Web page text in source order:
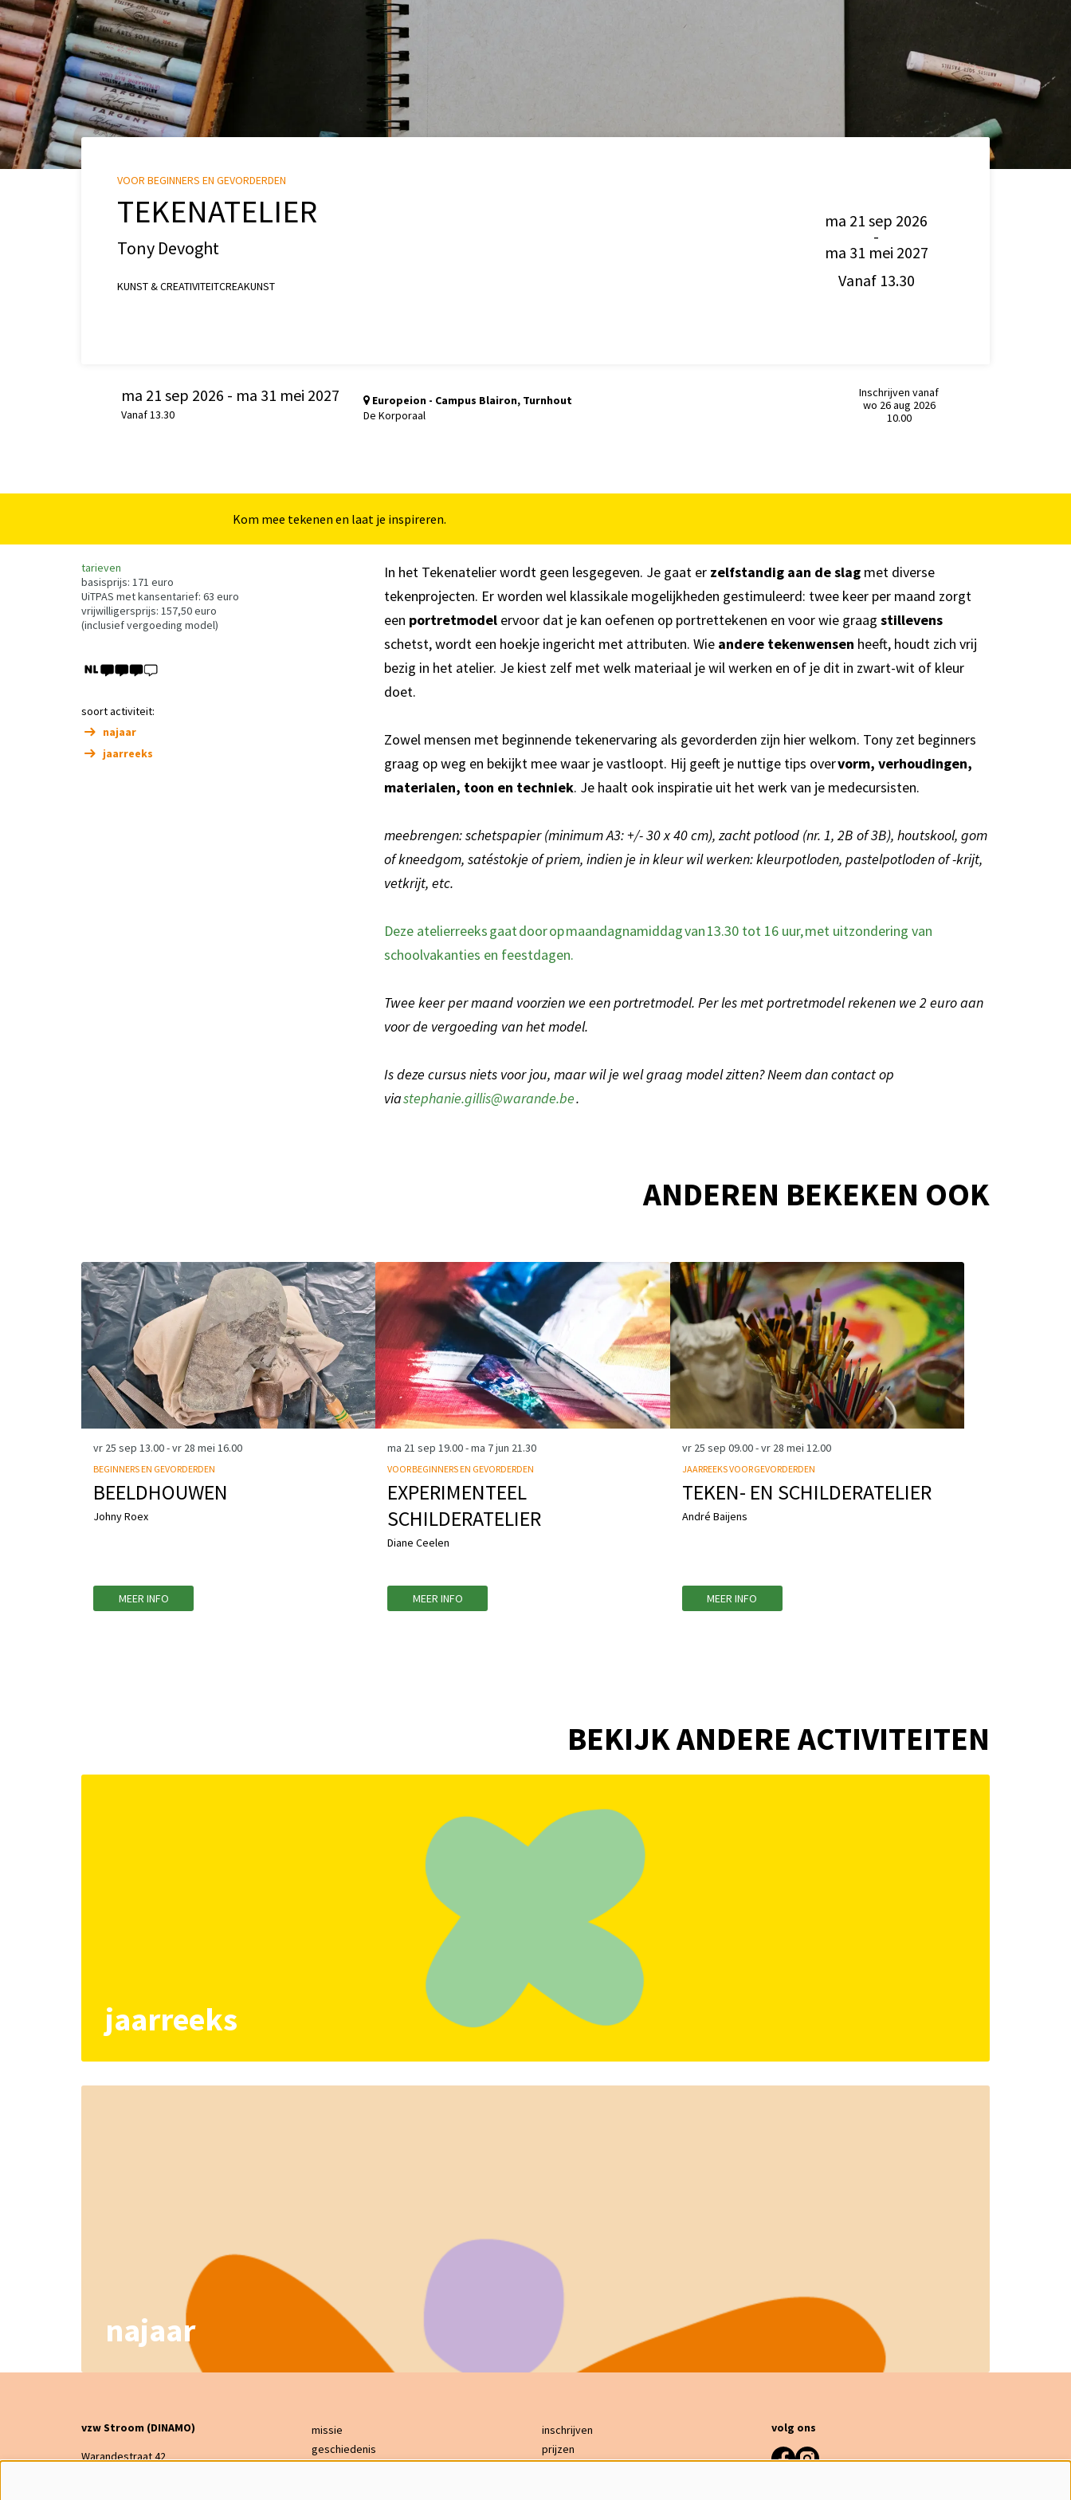
TEKENATELIER
Tony Devoght
VOOR BEGINNERS EN GEVORDERDEN
KUNST & CREATIVITEITCREAKUNST
ma 21 sep 2026
-
ma 31 mei 2027
Vanaf 13.30
ma 21 sep 2026 - ma 31 mei 2027
Vanaf 13.30
Europeion - Campus Blairon, Turnhout
De Korporaal
Inschrijven vanaf
wo 26 aug 2026
10.00
Kom mee tekenen en laat je inspireren.
In het Tekenatelier wordt geen lesgegeven. Je gaat er zelfstandig aan de slagmet diverse
tekenprojecten. Er worden wel klassikale mogelijkheden gestimuleerd: twee keer per maand zorgt
een portretmodel ervoor dat je kan oefenen op portrettekenen en voor wie graag stillevens
schetst, wordt een hoekje ingericht met attributen. Wie andere tekenwensen heeft, houdt zich vrij
bezig in het atelier. Je kiest zelf met welk materiaal je wil werken en of je dit in zwart-wit of kleur
doet.
Zowel mensen met beginnende tekenervaring als gevorderden zijn hier welkom. Tony zet beginners
graag op weg en bekijkt mee waar je vastloopt. Hij geeft je nuttige tips overvorm, verhoudingen,
materialen, toon en techniek. Je haalt ook inspiratie uit het werk van je medecursisten.
meebrengen: schetspapier (minimum A3: +/- 30 x 40 cm), zacht potlood (nr. 1, 2B of 3B), houtskool, gom
of kneedgom, satéstokje of priem, indien je in kleur wil werken: kleurpotloden, pastelpotloden of -krijt,
vetkrijt, etc.
Deze atelierreeks gaat door op maandagnamiddag van 13.30 tot 16 uur, met uitzondering van
schoolvakanties en feestdagen.
Twee keer per maand voorzien we een portretmodel. Per les met portretmodel rekenen we 2 euro aan
voor de vergoeding van het model.
Is deze cursus niets voor jou, maar wil je wel graag model zitten? Neem dan contact op
viastephanie.gillis@warande.be.
tarieven
basisprijs: 171 euro
UiTPAS met kansentarief: 63 euro
vrijwilligersprijs: 157,50 euro
(inclusief vergoeding model)
soort activiteit:
najaar
jaarreeks
ANDEREN BEKEKEN OOK
BEELDHOUWEN
Johny Roex
BEGINNERS EN GEVORDERDEN
vr 25 sep 13.00-vr 28 mei 16.00
MEER INFO
EXPERIMENTEEL
SCHILDERATELIER
Diane Ceelen
VOOR BEGINNERS EN GEVORDERDEN
ma 21 sep19.00-ma 7 jun 21.30
MEER INFO
TEKEN- EN SCHILDERATELIER
André Baijens
JAARREEKS VOOR GEVORDERDEN
vr 25 sep 09.00-vr 28 mei 12.00
MEER INFO
BEKIJK ANDERE ACTIVITEITEN
jaarreeks
najaar
vzw Stroom (DINAMO)
Warandestraat 42
missie
geschiedenis
inschrijven
prijzen
volg ons